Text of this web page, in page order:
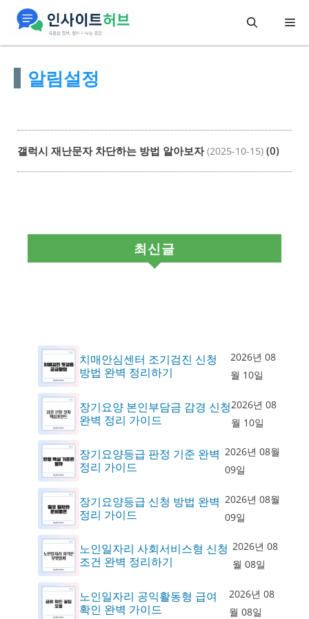
메
알림설정
갤럭시 재난문자 차단하는 방법 알아보자 (2025-10-15) (0)
최신글
치매안심센터 조기검진 신청
방법 완벽 정리하기
2026년 08
월 10일
장기요양 본인부담금 감경 신청
완벽 정리 가이드
2026년 08
월 10일
장기요양등급 판정 기준 완벽
정리 가이드
2026년 08월
09일
장기요양등급 신청 방법 완벽
정리 가이드
2026년 08월
09일
노인일자리 사회서비스형 신청
조건 완벽 정리하기
2026년 08
월 08일
노인일자리 공익활동형 급여
확인 완벽 가이드
2026년 08
월 08일